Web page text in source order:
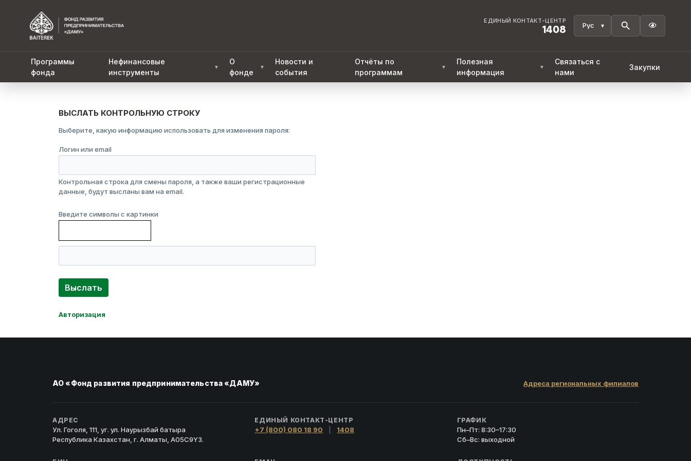
ЕДИНЫЙ КОНТАКТ-ЦЕНТР
1408 
Программы
фонда
Нефинансовые
инструменты
▼
О
фонде
▼
Новости и
события
Отчёты по
программам
▼
Полезная
информация
▼
Связаться с
нами
Закупки
ВЫСЛАТЬ КОНТРОЛЬНУЮ СТРОКУ
Выберите, какую информацию использовать для изменения пароля:
Логин или email
Контрольная строка для смены пароля, а также ваши регистрационные
данные, будут высланы вам на email.
Введите символы с картинки
Авторизация
АО «Фонд развития предпринимательства «ДАМУ» Адреса региональных филиалов
АДРЕС
Ул. Гоголя, 111, уг. ул. Наурызбай батыра
Республика Казахстан, г. Алматы, A05C9Y3.
ЕДИНЫЙ КОНТАКТ-ЦЕНТР
+7 (800) 080 18 90 1408
ГРАФИК
Пн–Пт: 8:30–17:30
Сб–Вс: выходной